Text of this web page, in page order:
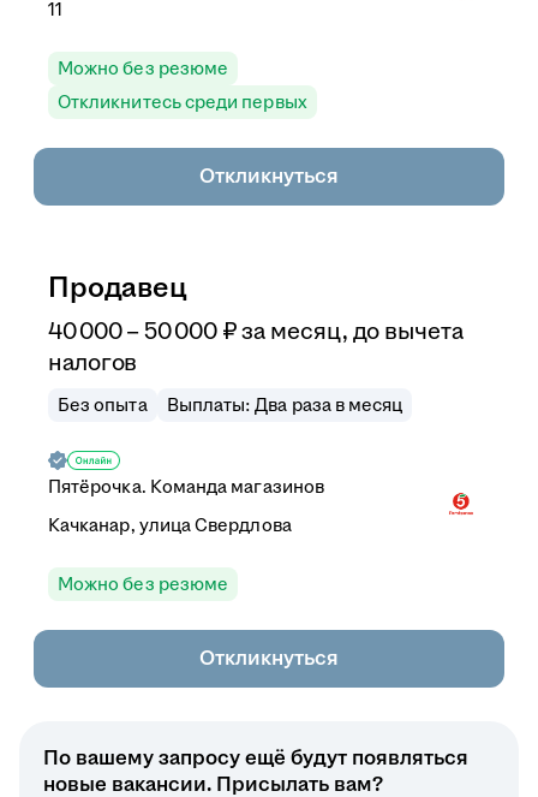
11
Можно без резюме
Откликнитесь среди первых
Откликнуться
Продавец
40 000–50 000 ₽ за месяц, до вычета
налогов
Без опыта Выплаты: Два раза в месяц
Пятёрочка. Команда магазинов
Качканар, улица Свердлова
Можно без резюме
Откликнуться
По вашему запросу ещё будут появляться
новые вакансии. Присылать вам?